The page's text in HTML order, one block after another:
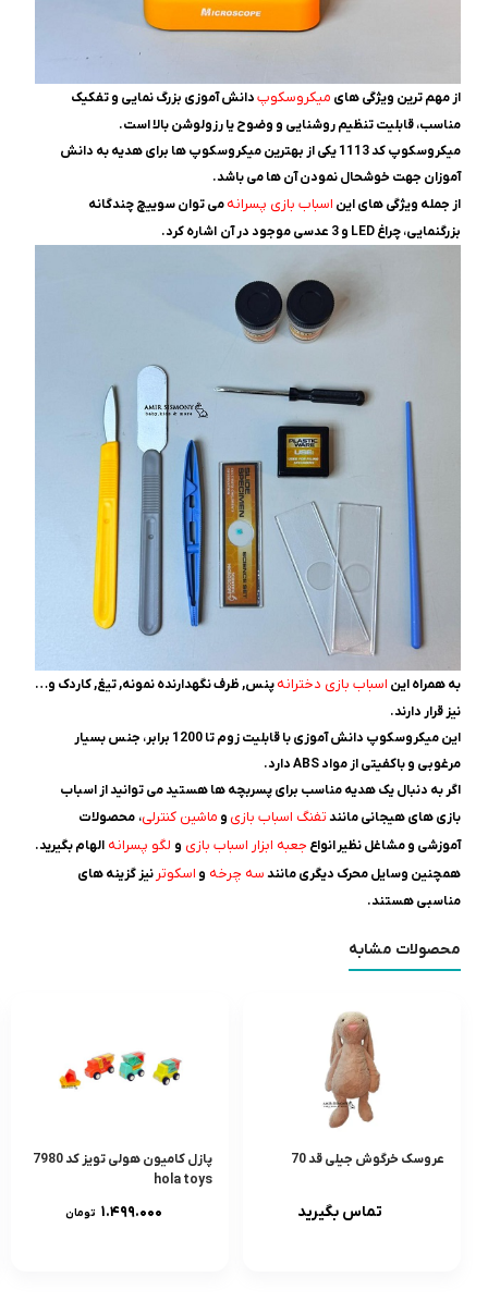
از مهم ترین ویژگی های میکروسکوپدانش آموزی بزرگ نمایی و تفکیک
مناسب، قابلیت تنظیم روشنایی و وضوح یا رزولوشن بالا است.
میکروسکوپ کد 1113 یکی از بهترین میکروسکوپ ها برای هدیه به دانش
آموزان جهت خوشحال نمودن آن ها می باشد.
از جمله ویژگی های این اسباب بازی پسرانهمی توان سويیچ چندگانه
بزرگنمایی، چراغ LED و 3 عدسی موجود در آن اشاره کرد.
به همراه این اسباب بازی دخترانهپنس, ظرف نگهدارنده نمونه, تیغ, کاردک و…
نیز قرار دارند.
این میکروسکوپ دانش آموزی با قابلیت زوم تا 1200 برابر، جنس بسیار
مرغوبی و باکفیتی از مواد ABS دارد.
اگر به دنبال یک هدیه مناسب برای پسربچه ها هستید می توانید از اسباب
بازی های هیجانی مانندتفنگ اسباب بازی و ماشین کنترلی، محصولات
آموزشی و مشاغل نظیر انواع جعبه ابزار اسباب بازی و لگو پسرانه الهام بگیرید.
همچنین وسایل محرک دیگری مانندسه چرخه و اسکوتر نیز گزینه های
مناسبی هستند.
محصولات مشابه
عروسک خرگوش جیلی قد 70
تماس بگیرید
پازل کامیون هولی تویز کد 7980
hola toys
۱.۴۹۹.۰۰۰ تومان